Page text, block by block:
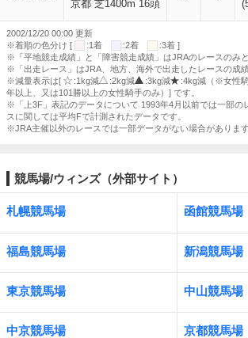
京都 芝1400m 16頭
2002/12/20 00:00 更新
※着順の色分け [
:1着 :2着
:3着 ]
※「平地競走成績」と「障害競走成績」はJRAのレースのみと
※「出走レース」はJRA、地方、海外で出走したレースの成績
※減量表示は[
:1kg減 :2kg減 :3kg減 :4kg減（※女性騎
年以上、又は101勝以上の女性騎手のみ）] です。
※「上3F」表記のデータについて 1993年4月以前では一部の
スに関しては平均Fで計測されたデータです。
※JRA主催以外のレースでは一部データがない場合があります
競馬場/ウィンズ（外部サイト）
札幌競馬場 函館競馬場
福島競馬場 新潟競馬場
東京競馬場 中山競馬場
中京競馬場 京都競馬場